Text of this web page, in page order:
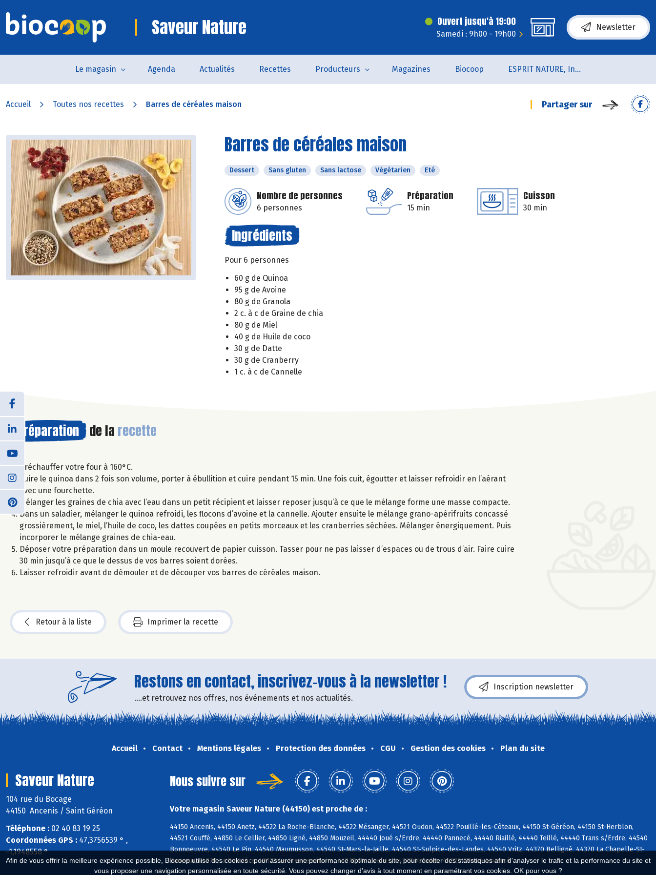
Afin de vous offrir la meilleure expérience possible, Biocoop utilise des cookies : pour assurer une performance optimale du site, pour récolter des statistiques afin d'analyser le trafic et la performance du site et
vous proposer une navigation personnalisée en toute sécurité. Vous pouvez changer d'avis à tout moment en paramétrant vos cookies. OK pour vous ?
Saveur Nature Ouvert jusqu'à 19:00
Samedi : 9h00 - 19h00
Newsletter
Le magasin Agenda Actualités Recettes Producteurs Magazines Biocoop ESPRIT NATURE, Institut de Beauté et de Bien-être
Accueil Toutes nos recettes Barres de céréales maison Partager sur
Barres de céréales maison
Dessert Sans gluten Sans lactose Végétarien Eté
Nombre de personnes
6 personnes
Préparation
15 min
Cuisson
30 min
Ingrédients
Pour 6 personnes
60 g de Quinoa
95 g de Avoine
80 g de Granola
2 c. à c de Graine de chia
80 g de Miel
40 g de Huile de coco
30 g de Datte
30 g de Cranberry
1 c. à c de Cannelle
Préparation de la recette
Préchauffer votre four à 160°C.
Cuire le quinoa dans 2 fois son volume, porter à ébullition et cuire pendant 15 min. Une fois cuit, égoutter et laisser refroidir en l’aérant
avec une fourchette.
Mélanger les graines de chia avec l’eau dans un petit récipient et laisser reposer jusqu’à ce que le mélange forme une masse compacte.
Dans un saladier, mélanger le quinoa refroidi, les flocons d’avoine et la cannelle. Ajouter ensuite le mélange grano-apérifruits concassé
grossièrement, le miel, l’huile de coco, les dattes coupées en petits morceaux et les cranberries séchées. Mélanger énergiquement. Puis
incorporer le mélange graines de chia-eau.
Déposer votre préparation dans un moule recouvert de papier cuisson. Tasser pour ne pas laisser d’espaces ou de trous d’air. Faire cuire
30 min jusqu’à ce que le dessus de vos barres soient dorées.
Laisser refroidir avant de démouler et de découper vos barres de céréales maison.
Retour à la liste Imprimer la recette
Restons en contact, inscrivez-vous à la newsletter !
....et retrouvez nos offres, nos événements et nos actualités.
Inscription newsletter
Accueil Contact Mentions légales Protection des données CGU Gestion des cookies Plan du site
Saveur Nature
104 rue du Bocage
44150 Ancenis / Saint Géréon
Téléphone : 02 40 83 19 25
Coordonnées GPS : 47,3756539 ° ,
-1,1948558 °
Nous suivre sur
Votre magasin Saveur Nature (44150) est proche de :
44150 Ancenis, 44150 Anetz, 44522 La Roche-Blanche, 44522 Mésanger, 44521 Oudon, 44522 Pouillé-les-Côteaux, 44150 St-Géréon, 44150 St-Herblon,
44521 Couffé, 44850 Le Cellier, 44850 Ligné, 44850 Mouzeil, 44440 Joué s/Erdre, 44440 Pannecé, 44440 Riaillé, 44440 Teillé, 44440 Trans s/Erdre, 44540
Bonnoeuvre, 44540 Le Pin, 44540 Maumusson, 44540 St-Mars-la-Jaille, 44540 St-Sulpice-des-Landes, 44540 Vritz, 44370 Belligné, 44370 La Chapelle-St-
Sauveur, 44370 La Rouxière, 49123 Le Fresne s/Loire, 44370 Montrelais, 44370 Varades, 44520 Grand-Auverné